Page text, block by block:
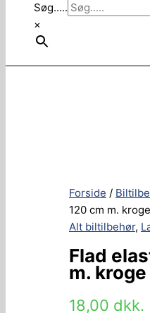
Søg.....
×
Forside /
120 cm m. kroge
Alt biltilbehør,
Flad
m. kroge
18,00 dkk.